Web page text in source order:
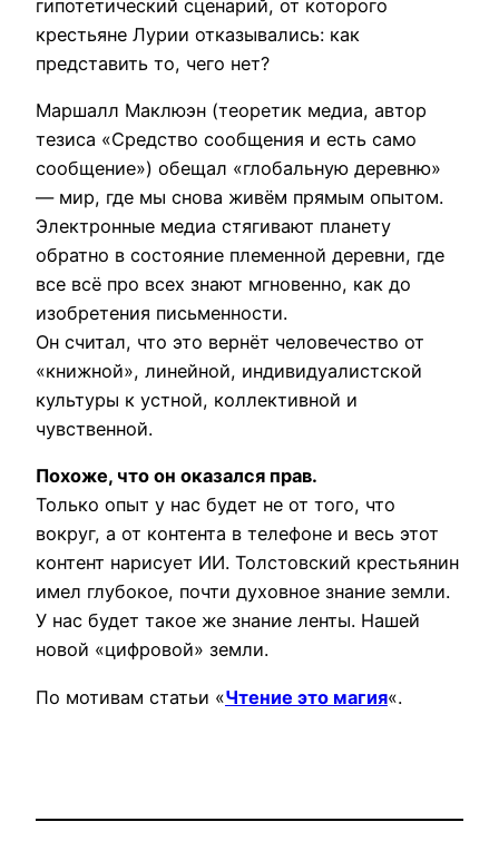
гипотетический сценарий, от которого
крестьяне Лурии отказывались: как
представить то, чего нет?
Маршалл Маклюэн (теоретик медиа, автор
тезиса «Средство сообщения и есть само
сообщение») обещал «глобальную деревню»
— мир, где мы снова живём прямым опытом.
Электронные медиа стягивают планету
обратно в состояние племенной деревни, где
все всё про всех знают мгновенно, как до
изобретения письменности.
Он считал, что это вернёт человечество от
«книжной», линейной, индивидуалистской
культуры к устной, коллективной и
чувственной.
Похоже, что он оказался прав.
Только опыт у нас будет не от того, что
вокруг, а от контента в телефоне и весь этот
контент нарисует ИИ. Толстовский крестьянин
имел глубокое, почти духовное знание земли.
У нас будет такое же знание ленты. Нашей
новой «цифровой» земли.
По мотивам статьи «Чтение это магия«.